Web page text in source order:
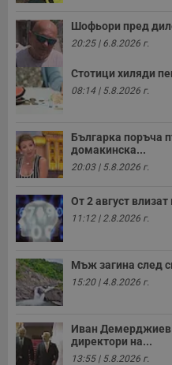
Шофьори пред
20:25 | 6.8.2026 г.
Стотици хиляди
08:14 | 5.8.2026 г.
Българка поръча
домакинска...
20:03 | 5.8.2026 г.
От 2 август
11:12 | 2.8.2026 г.
Мъж загина след
15:20 | 4.8.2026 г.
Иван Демерджиев
директори на...
13:55 | 5.8.2026 г.